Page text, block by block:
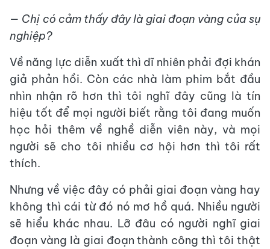
— Chị có cảm thấy đây là giai đoạn vàng của sự
nghiệp?
Về năng lực diễn xuất thì dĩ nhiên phải đợi khán
giả phản hồi. Còn các nhà làm phim bắt đầu
nhìn nhận rõ hơn thì tôi nghĩ đây cũng là tín
hiệu tốt để mọi người biết rằng tôi đang muốn
học hỏi thêm về nghề diễn viên này, và mọi
người sẽ cho tôi nhiều cơ hội hơn thì tôi rất
thích.
Nhưng về việc đây có phải giai đoạn vàng hay
không thì cái từ đó nó mơ hồ quá. Nhiều người
sẽ hiểu khác nhau. Lỡ đâu có người nghĩ giai
đoạn vàng là giai đoạn thành công thì tôi thật